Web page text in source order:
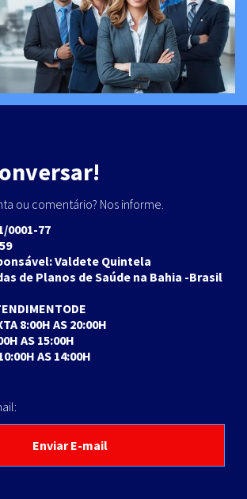
ou comentário? Nos informe.
0001-77
Valdete Quintela
de Planos de Saúde na Bahia -Brasil
8:00H AS 20:00H
AS 15:00H
AS 14:00H
Enviar E-mail